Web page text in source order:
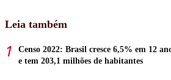
Leia também
Censo 2022: Brasil cresce 6,5% em 12
e tem 203,1 milhões de habitantes